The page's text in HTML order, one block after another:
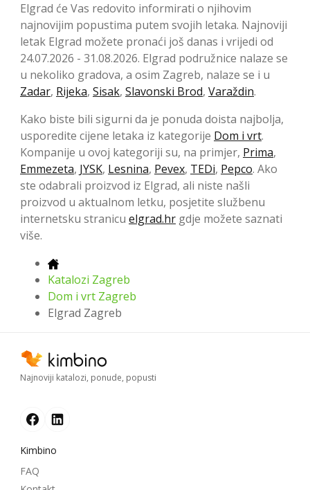
Elgrad će Vas redovito informirati o njihovim
najnovijim popustima putem svojih letaka. Najnoviji
letak Elgrad možete pronaći još danas i vrijedi od
24.07.2026 - 31.08.2026. Elgrad podružnice nalaze se
u nekoliko gradova, a osim Zagreb, nalaze se i u
Zadar, Rijeka, Sisak, Slavonski Brod, Varaždin.
Kako biste bili sigurni da je ponuda doista najbolja,
usporedite cijene letaka iz kategorije Dom i vrt.
Kompanije u ovoj kategoriji su, na primjer, Prima,
Emmezeta, JYSK, Lesnina, Pevex, TEDi, Pepco. Ako
ste odabrali proizvod iz Elgrad, ali niste našli
proizvod u aktualnom letku, posjetite službenu
internetsku stranicu elgrad.hr gdje možete saznati
više.
Katalozi Zagreb
Dom i vrt Zagreb
Elgrad Zagreb
Najnoviji katalozi, ponude, popusti
Kimbino
FAQ